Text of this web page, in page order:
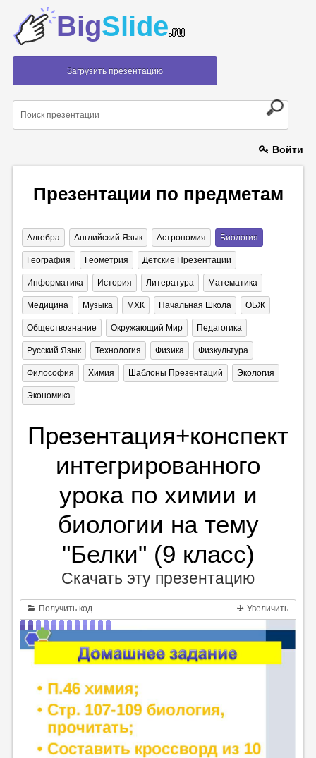
BigSlide.ru
Загрузить презентацию
Войти
Презентации по предметам
Алгебра Английский Язык Астрономия Биология
География Геометрия Детские Презентации
Информатика История Литература Математика
Медицина Музыка МХК Начальная Школа ОБЖ
Обществознание Окружающий Мир Педагогика
Русский Язык Технология Физика Физкультура
Философия Химия Шаблоны Презентаций Экология
Экономика
Презентация+конспект
интегрированного
урока по химии и
биологии на тему
"Белки" (9 класс)
Скачать эту презентацию
Получить код Увеличить